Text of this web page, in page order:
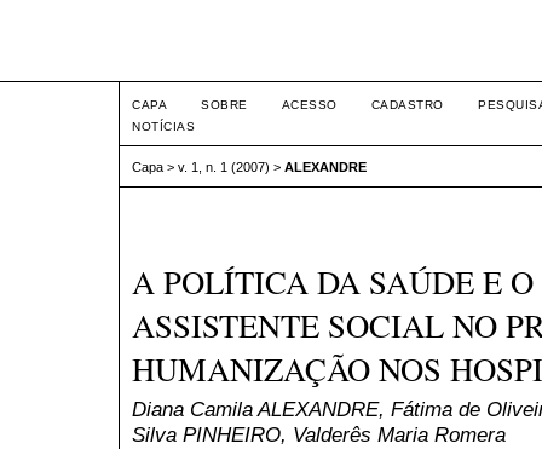
CAPA SOBRE ACESSO CADASTRO
NOTÍCIAS
Capa > v. 1, n. 1 (2007) > ALEXANDRE
A POLÍTICA DA SAÚDE E
ASSISTENTE SOCIAL NO
HUMANIZAÇÃO NOS
Diana Camila ALEXANDRE, Fátima de
Silva PINHEIRO, Valderês Maria Romera